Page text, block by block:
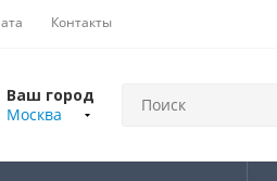
Контакты
Ваш город
Москва